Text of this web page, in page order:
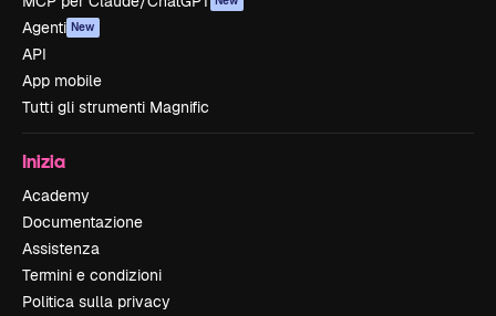
Agenti New
API
App mobile
Tutti gli strumenti Magnific
Inizia
Academy
Documentazione
Assistenza
Termini e condizioni
Politica sulla privacy